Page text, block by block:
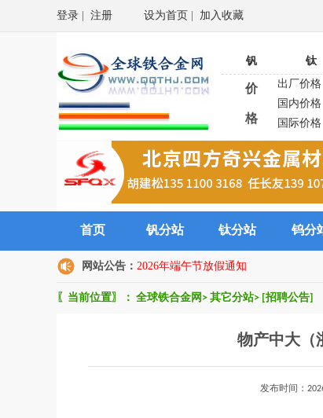
登录 注册 设为首页 加入收藏
钒 钛
价
格
出厂价格
国内价格
国际价格
首页 钒分站 钛分站 钨分
网站公告： 2026年端午节放假通知
〖当前位置〗： 全球铁合金网 > 其它分站> [招聘公告]
物产中大（
发布时间：